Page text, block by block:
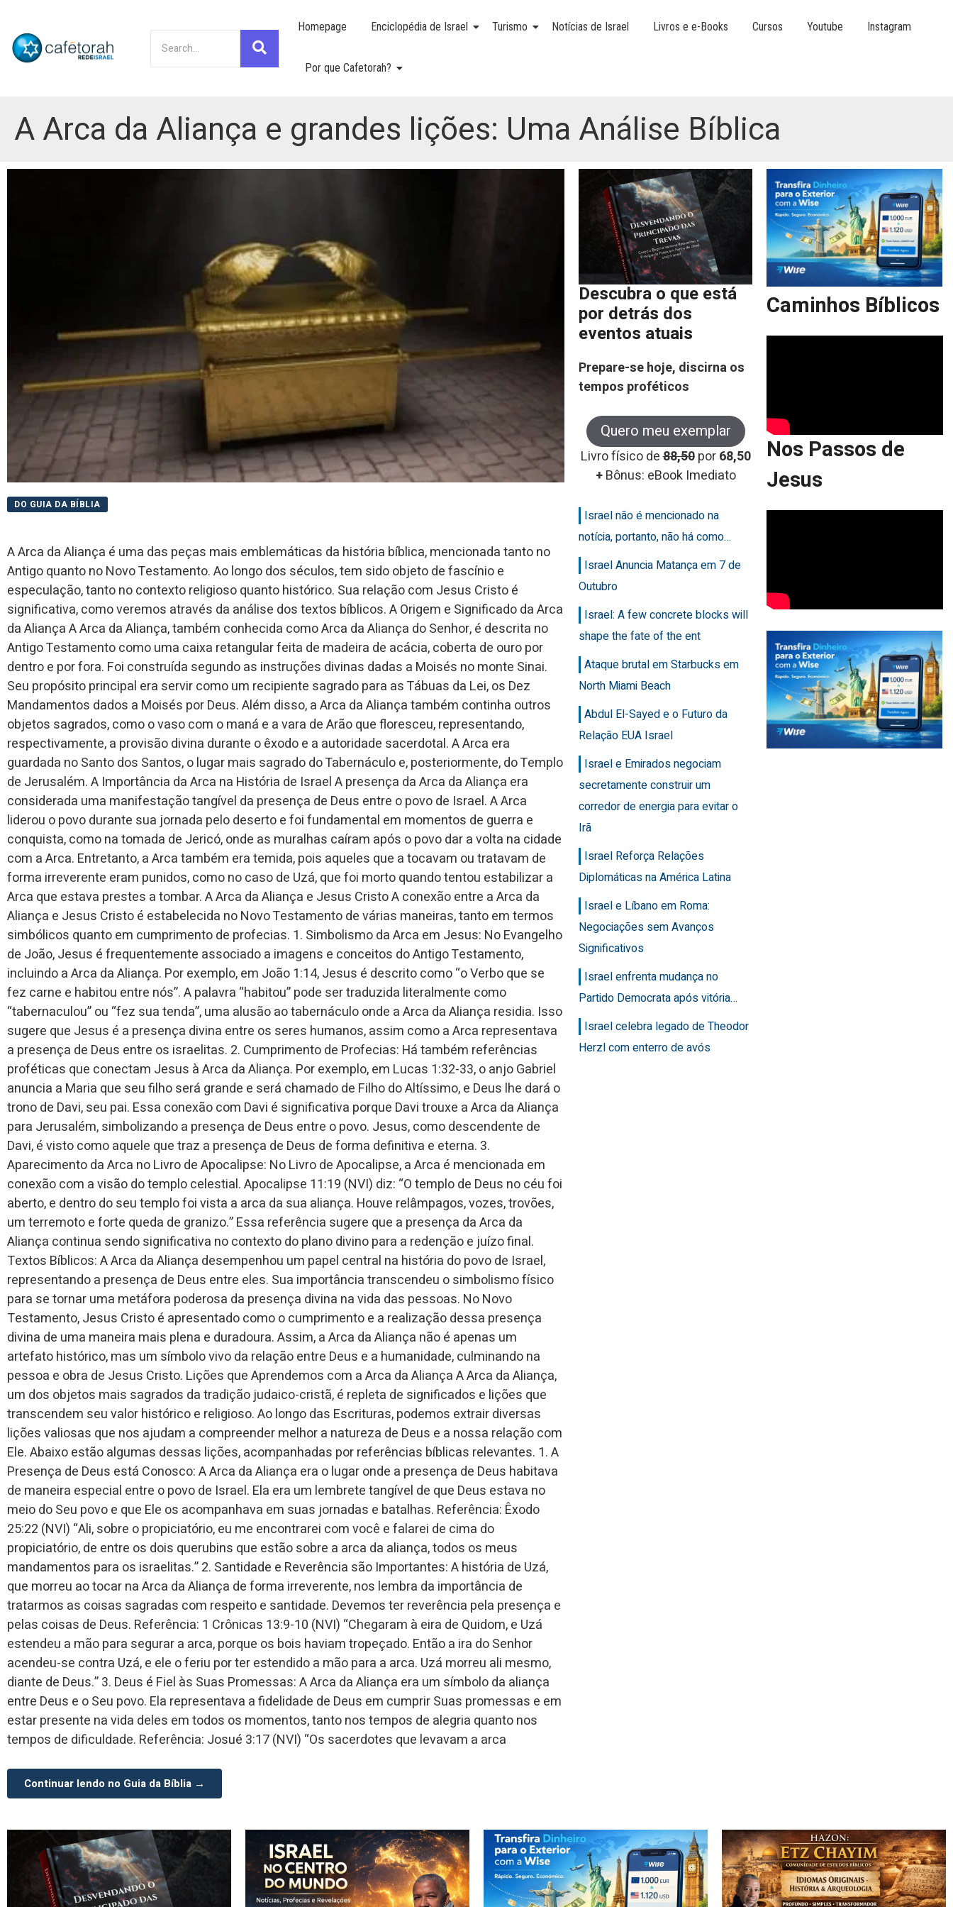
Homepage Enciclopédia de Israel Turismo Notícias de Israel Livros e e-Books Cursos Youtube Instagram
Por que Cafetorah?
A Arca da Aliança e grandes lições: Uma Análise Bíblica
DO GUIA DA BÍBLIA
A Arca da Aliança é uma das peças mais emblemáticas da história bíblica, mencionada tanto no
Antigo quanto no Novo Testamento. Ao longo dos séculos, tem sido objeto de fascínio e
especulação, tanto no contexto religioso quanto histórico. Sua relação com Jesus Cristo é
significativa, como veremos através da análise dos textos bíblicos. A Origem e Significado da Arca
da Aliança A Arca da Aliança, também conhecida como Arca da Aliança do Senhor, é descrita no
Antigo Testamento como uma caixa retangular feita de madeira de acácia, coberta de ouro por
dentro e por fora. Foi construída segundo as instruções divinas dadas a Moisés no monte Sinai.
Seu propósito principal era servir como um recipiente sagrado para as Tábuas da Lei, os Dez
Mandamentos dados a Moisés por Deus. Além disso, a Arca da Aliança também continha outros
objetos sagrados, como o vaso com o maná e a vara de Arão que floresceu, representando,
respectivamente, a provisão divina durante o êxodo e a autoridade sacerdotal. A Arca era
guardada no Santo dos Santos, o lugar mais sagrado do Tabernáculo e, posteriormente, do Templo
de Jerusalém. A Importância da Arca na História de Israel A presença da Arca da Aliança era
considerada uma manifestação tangível da presença de Deus entre o povo de Israel. A Arca
liderou o povo durante sua jornada pelo deserto e foi fundamental em momentos de guerra e
conquista, como na tomada de Jericó, onde as muralhas caíram após o povo dar a volta na cidade
com a Arca. Entretanto, a Arca também era temida, pois aqueles que a tocavam ou tratavam de
forma irreverente eram punidos, como no caso de Uzá, que foi morto quando tentou estabilizar a
Arca que estava prestes a tombar. A Arca da Aliança e Jesus Cristo A conexão entre a Arca da
Aliança e Jesus Cristo é estabelecida no Novo Testamento de várias maneiras, tanto em termos
simbólicos quanto em cumprimento de profecias. 1. Simbolismo da Arca em Jesus: No Evangelho
de João, Jesus é frequentemente associado a imagens e conceitos do Antigo Testamento,
incluindo a Arca da Aliança. Por exemplo, em João 1:14, Jesus é descrito como “o Verbo que se
fez carne e habitou entre nós”. A palavra “habitou” pode ser traduzida literalmente como
“tabernaculou” ou “fez sua tenda”, uma alusão ao tabernáculo onde a Arca da Aliança residia. Isso
sugere que Jesus é a presença divina entre os seres humanos, assim como a Arca representava
a presença de Deus entre os israelitas. 2. Cumprimento de Profecias: Há também referências
proféticas que conectam Jesus à Arca da Aliança. Por exemplo, em Lucas 1:32-33, o anjo Gabriel
anuncia a Maria que seu filho será grande e será chamado de Filho do Altíssimo, e Deus lhe dará o
trono de Davi, seu pai. Essa conexão com Davi é significativa porque Davi trouxe a Arca da Aliança
para Jerusalém, simbolizando a presença de Deus entre o povo. Jesus, como descendente de
Davi, é visto como aquele que traz a presença de Deus de forma definitiva e eterna. 3.
Aparecimento da Arca no Livro de Apocalipse: No Livro de Apocalipse, a Arca é mencionada em
conexão com a visão do templo celestial. Apocalipse 11:19 (NVI) diz: “O templo de Deus no céu foi
aberto, e dentro do seu templo foi vista a arca da sua aliança. Houve relâmpagos, vozes, trovões,
um terremoto e forte queda de granizo.” Essa referência sugere que a presença da Arca da
Aliança continua sendo significativa no contexto do plano divino para a redenção e juízo final.
Textos Bíblicos: A Arca da Aliança desempenhou um papel central na história do povo de Israel,
representando a presença de Deus entre eles. Sua importância transcendeu o simbolismo físico
para se tornar uma metáfora poderosa da presença divina na vida das pessoas. No Novo
Testamento, Jesus Cristo é apresentado como o cumprimento e a realização dessa presença
divina de uma maneira mais plena e duradoura. Assim, a Arca da Aliança não é apenas um
artefato histórico, mas um símbolo vivo da relação entre Deus e a humanidade, culminando na
pessoa e obra de Jesus Cristo. Lições que Aprendemos com a Arca da Aliança A Arca da Aliança,
um dos objetos mais sagrados da tradição judaico-cristã, é repleta de significados e lições que
transcendem seu valor histórico e religioso. Ao longo das Escrituras, podemos extrair diversas
lições valiosas que nos ajudam a compreender melhor a natureza de Deus e a nossa relação com
Ele. Abaixo estão algumas dessas lições, acompanhadas por referências bíblicas relevantes. 1. A
Presença de Deus está Conosco: A Arca da Aliança era o lugar onde a presença de Deus habitava
de maneira especial entre o povo de Israel. Ela era um lembrete tangível de que Deus estava no
meio do Seu povo e que Ele os acompanhava em suas jornadas e batalhas. Referência: Êxodo
25:22 (NVI) “Ali, sobre o propiciatório, eu me encontrarei com você e falarei de cima do
propiciatório, de entre os dois querubins que estão sobre a arca da aliança, todos os meus
mandamentos para os israelitas.” 2. Santidade e Reverência são Importantes: A história de Uzá,
que morreu ao tocar na Arca da Aliança de forma irreverente, nos lembra da importância de
tratarmos as coisas sagradas com respeito e santidade. Devemos ter reverência pela presença e
pelas coisas de Deus. Referência: 1 Crônicas 13:9-10 (NVI) “Chegaram à eira de Quidom, e Uzá
estendeu a mão para segurar a arca, porque os bois haviam tropeçado. Então a ira do Senhor
acendeu-se contra Uzá, e ele o feriu por ter estendido a mão para a arca. Uzá morreu ali mesmo,
diante de Deus.” 3. Deus é Fiel às Suas Promessas: A Arca da Aliança era um símbolo da aliança
entre Deus e o Seu povo. Ela representava a fidelidade de Deus em cumprir Suas promessas e em
estar presente na vida deles em todos os momentos, tanto nos tempos de alegria quanto nos
tempos de dificuldade. Referência: Josué 3:17 (NVI) “Os sacerdotes que levavam a arca
Continuar lendo no Guia da Bíblia →
Descubra o que está
por detrás dos
eventos atuais
Prepare-se hoje, discirna os
tempos proféticos
Quero meu exemplar
Livro físico de88,50 por68,50
+Bônus: eBook Imediato
Israel não é mencionado na
notícia, portanto, não há como…
Israel Anuncia Matança em 7 de
Outubro
Israel: A few concrete blocks will
shape the fate of the ent
Ataque brutal em Starbucks em
North Miami Beach
Abdul El-Sayed e o Futuro da
Relação EUA Israel
Israel e Emirados negociam
secretamente construir um
corredor de energia para evitar o
Irã
Israel Reforça Relações
Diplomáticas na América Latina
Israel e Líbano em Roma:
Negociações sem Avanços
Significativos
Israel enfrenta mudança no
Partido Democrata após vitória…
Israel celebra legado de Theodor
Herzl com enterro de avós
Caminhos Bíblicos
Nos Passos de
Jesus